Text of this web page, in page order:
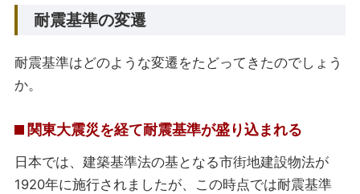
耐震基準の変遷
耐震基準はどのような変遷をたどってきたのでしょう
か。
関東大震災を経て耐震基準が盛り込まれる
日本では、建築基準法の基となる市街地建設物法が
1920年に施行されましたが、この時点では耐震基準